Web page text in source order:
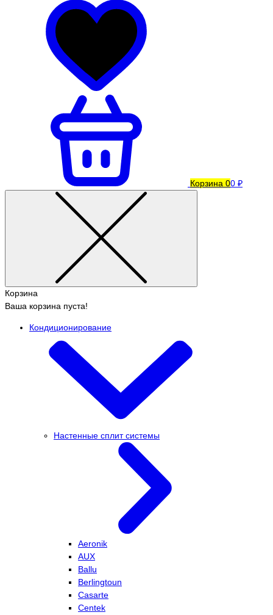
Корзина 00 ₽
Корзина
Ваша корзина пуста!
Кондиционирование
Настенные сплит системы
Aeronik
AUX
Ballu
Berlingtoun
Casarte
Centek